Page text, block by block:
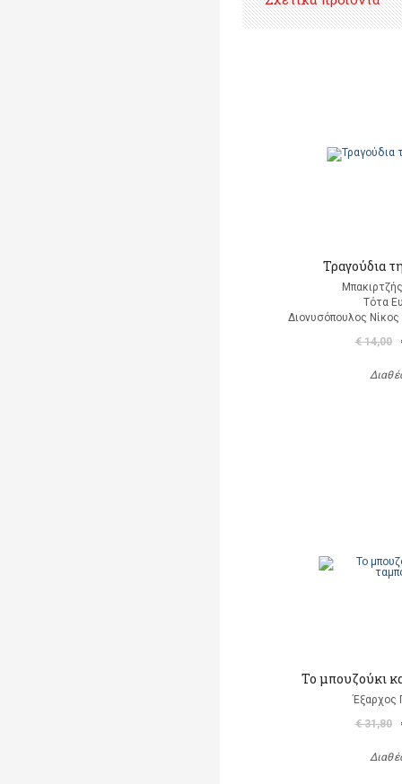
Τραγούδια
Τότα
Διονυσόπουλος Νίκος
€ 14,00
Το μπουζούκι
Έξαρχος
€ 31,80